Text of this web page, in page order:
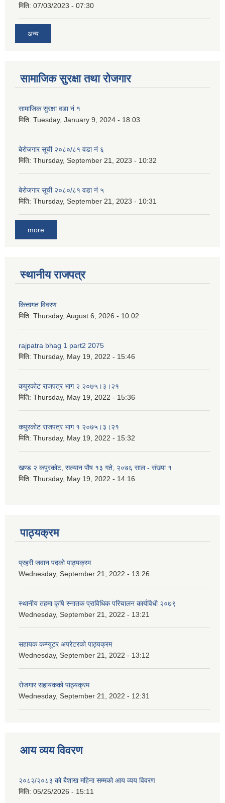
मिति: 07/03/2023 - 07:30
अन्य
सामाजिक सुरक्षा तथा रोजगार
सामाजिक सुरक्षा वडा नं १
मिति: Tuesday, January 9, 2024 - 18:03
बेरोजगार सूची २०८०/८१ वडा नं ६
मिति: Thursday, September 21, 2023 - 10:32
बेरोजगार सूची २०८०/८१ वडा नं ५
मिति: Thursday, September 21, 2023 - 10:31
more
स्थानीय राजपत्र
कित्तागत विवरण
मिति: Thursday, August 6, 2026 - 10:02
rajpatra bhag 1 part2 2075
मिति: Thursday, May 19, 2022 - 15:46
कपुरकोट राजपत्र भाग २ २०७५।३।२१
मिति: Thursday, May 19, 2022 - 15:36
कपुरकोट राजपत्र भाग १ २०७५।३।२१
मिति: Thursday, May 19, 2022 - 15:32
खण्ड २ कपुरकोट, सल्यान पौष १३ गते, २०७६ साल - संख्या १
मिति: Thursday, May 19, 2022 - 14:16
पाठ्यक्रम
प्रहरी जवान पदको पाठ्यक्रम
Wednesday, September 21, 2022 - 13:26
स्थानीय तहमा कृषि स्नातक प्राविधिक परिचालन कार्यविधी २०७९
Wednesday, September 21, 2022 - 13:21
सहायक कम्प्यूटर अपरेटरको पाठ्यक्रम
Wednesday, September 21, 2022 - 13:12
रोजगार सहायकको पाठ्यक्रम
Wednesday, September 21, 2022 - 12:31
आय व्यय विवरण
२०८२/२०८३ को बैशाख महिना सम्मको आय व्यय विवरण
मिति: 05/25/2026 - 15:11